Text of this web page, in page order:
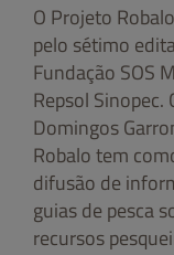
O Projeto
pelo sétimo
Fundação SOS
Repsol
Domingos
Robalo tem
difusão de
guias de pesca
recursos